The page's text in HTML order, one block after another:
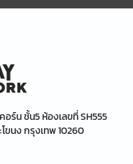
อร์น ชั้น5 ห้องเลขที่ SH555
ขนง กรุงเทพ 10260